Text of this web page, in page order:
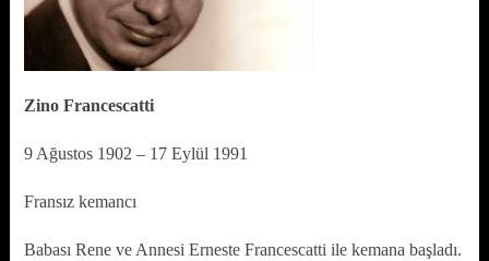
Zino Francescatti
9 Ağustos 1902 – 17 Eylül 1991
Fransız kemancı
Babası Rene ve Annesi Erneste Francescatti ile kemana başladı.